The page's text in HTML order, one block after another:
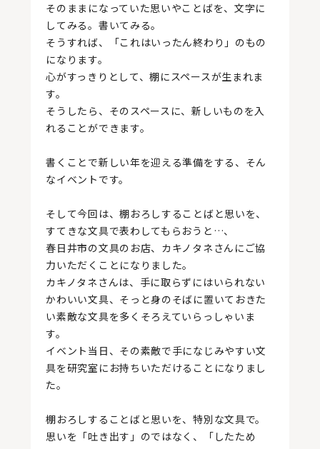
そのままになっていた思いやことばを、文字に
してみる。書いてみる。
そうすれば、「これはいったん終わり」のもの
になります。
心がすっきりとして、棚にスペースが生まれま
す。
そうしたら、そのスペースに、新しいものを入
れることができます。
書くことで新しい年を迎える準備をする、そん
なイベントです。
そして今回は、棚おろしすることばと思いを、
すてきな文具で表わしてもらおうと…、
春日井市の文具のお店、カキノタネさんにご協
力いただくことになりました。
カキノタネさんは、手に取らずにはいられない
かわいい文具、そっと身のそばに置いておきた
い素敵な文具を多くそろえていらっしゃいま
す。
イベント当日、その素敵で手になじみやすい文
具を研究室にお持ちいただけることになりまし
た。
棚おろしすることばと思いを、特別な文具で。
思いを「吐き出す」のではなく、「したため